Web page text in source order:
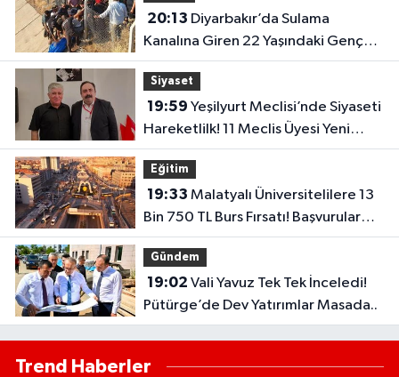
20:13
Kanalına Giren 22 Yaşındaki Genç
Hayatını Kaybetti!
Siyaset
19:59
Hareketlilk! 11 Meclis Üyesi Yeni
Parti’ye Katıldı..
Eğitim
19:33
Bin 750 TL Burs Fırsatı! Başvurular
Başlıyor...
Gündem
19:02
Pütürge’de Dev Yatırımlar Masada..
Trend Haberler